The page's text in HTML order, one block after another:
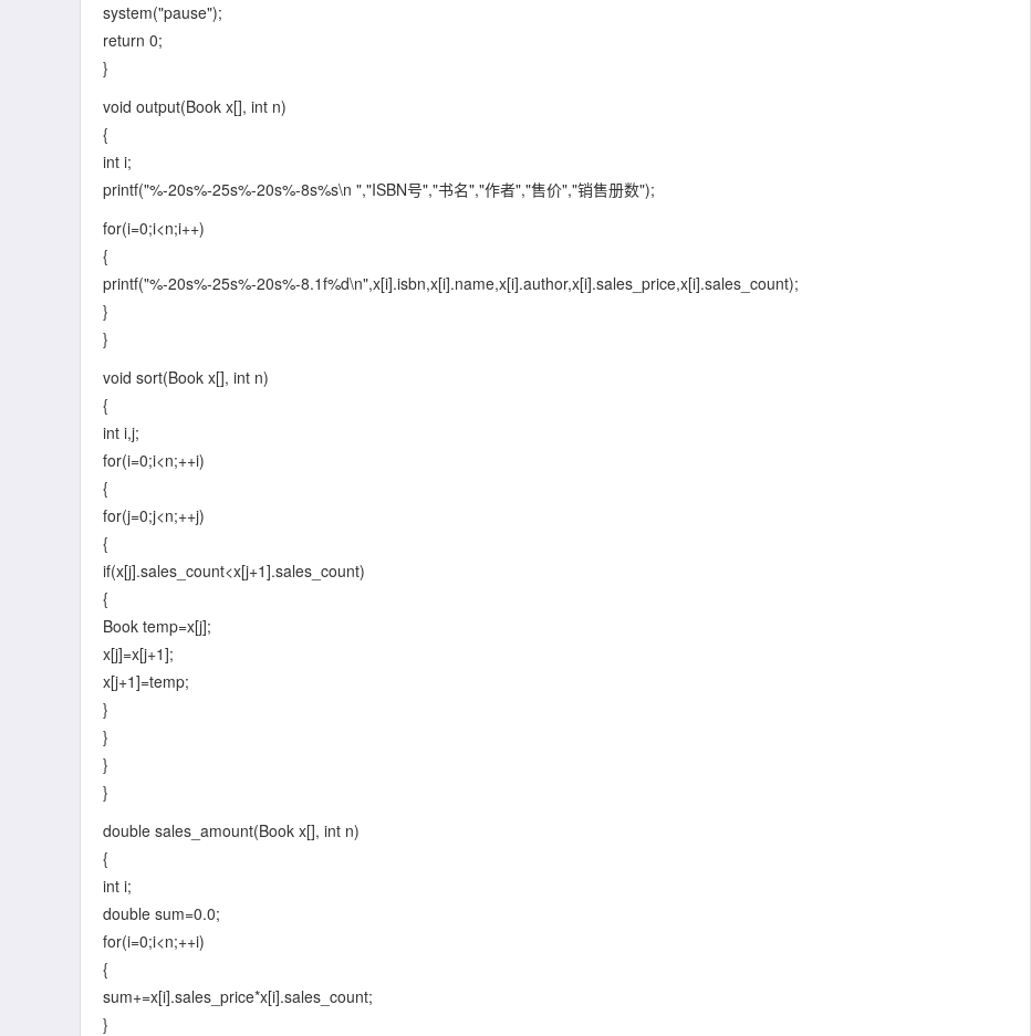
system("pause");
return 0;
}
void output(Book x[], int n)
{
int i;
printf("%-20s%-25s%-20s%-8s%s\n ","ISBN号","书名","作者","售价","销售册数");
for(i=0;i<n;i++)
{
printf("%-20s%-25s%-20s%-8.1f%d\n",x[i].isbn,x[i].name,x[i].author,x[i].sales_price,x[i].sales_count);
}
}
void sort(Book x[], int n)
{
int i,j;
for(i=0;i<n;++i)
{
for(j=0;j<n;++j)
{
if(x[j].sales_count<x[j+1].sales_count)
{
Book temp=x[j];
x[j]=x[j+1];
x[j+1]=temp;
}
}
}
}
double sales_amount(Book x[], int n)
{
int i;
double sum=0.0;
for(i=0;i<n;++i)
{
sum+=x[i].sales_price*x[i].sales_count;
}